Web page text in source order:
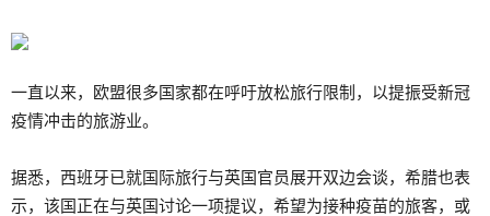
一直以来，欧盟很多国家都在呼吁放松旅行限制，以提振受新冠
疫情冲击的旅游业。
据悉，西班牙已就国际旅行与英国官员展开双边会谈，希腊也表
示，该国正在与英国讨论一项提议，希望为接种疫苗的旅客，或